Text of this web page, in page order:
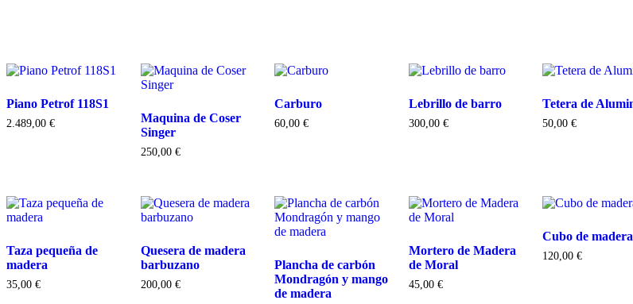
Piano Petrof 118S1
2.489,00 €
Maquina de Coser
Singer
250,00 €
Carburo
60,00 €
Lebrillo de barro
300,00 €
Tetera de
50,00 €
Taza pequeña de
madera
35,00 €
Quesera de madera
barbuzano
200,00 €
Plancha de carbón
Mondragón y mango
de madera
Mortero de Madera
de Moral
45,00 €
Cubo de madera
120,00 €